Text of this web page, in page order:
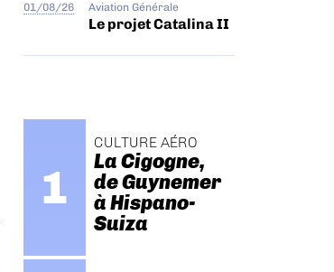
01/08/26 Aviation Générale
Le projet Catalina II
CULTURE AÉRO
La Cigogne,
de Guynemer
à Hispano-
Suiza